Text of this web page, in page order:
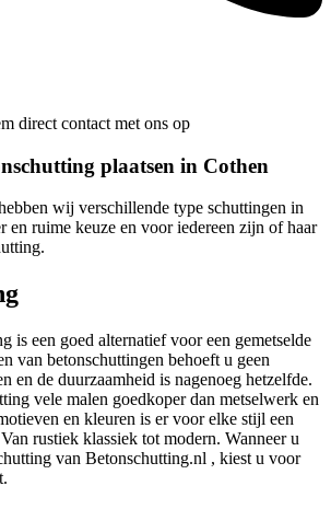
direct contact met ons op
plaatsen in Cothen
wij verschillende type schuttingen in
en ruime keuze en voor iedereen zijn of haar
is een goed alternatief voor een gemetselde
van betonschuttingen behoeft u geen
en de duurzaamheid is nagenoeg hetzelfde.
vele malen goedkoper dan metselwerk en
en kleuren is er voor elke stijl een
rustiek klassiek tot modern. Wanneer u
van Betonschutting.nl , kiest u voor